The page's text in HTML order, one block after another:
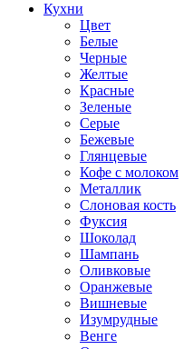
Кухни
Цвет
Белые
Черные
Желтые
Красные
Зеленые
Серые
Бежевые
Глянцевые
Кофе с молоком
Металлик
Слоновая кость
Фуксия
Шоколад
Шампань
Оливковые
Оранжевые
Вишневые
Изумрудные
Венге